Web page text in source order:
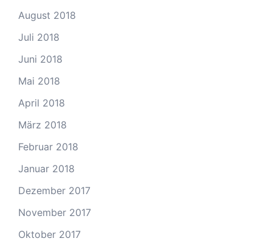
August 2018
Juli 2018
Juni 2018
Mai 2018
April 2018
März 2018
Februar 2018
Januar 2018
Dezember 2017
November 2017
Oktober 2017